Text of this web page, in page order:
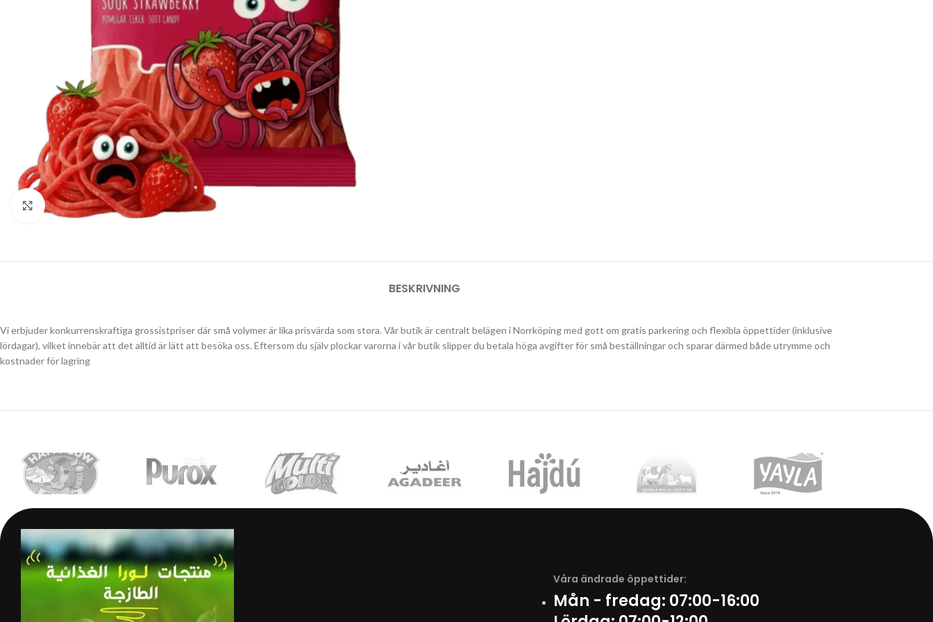
Click to enlarge
BESKRIVNING
Vi erbjuder konkurrenskraftiga grossistpriser där små volymer är lika prisvärda som stora. Vår butik är centralt belägen i Norrköping med gott om gratis parkering och flexibla öppettider (inklusive
lördagar), vilket innebär att det alltid är lätt att besöka oss. Eftersom du själv plockar varorna i vår butik slipper du betala höga avgifter för små beställningar och sparar därmed både utrymme och
kostnader för lagring
Våra ändrade öppettider:
Mån - fredag: 07:00-16:00